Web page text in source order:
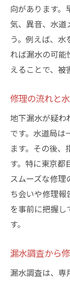
向があります。
気、異音、水道
う。例えば、
れば漏水の可能
えることで、被
修理の流れと
地下漏水が疑わ
です。水道局は
ます。その後
す。特に東京都
スムーズな修
ち会いや修理
を事前に把握
す。
漏水調査から
漏水調査は、専